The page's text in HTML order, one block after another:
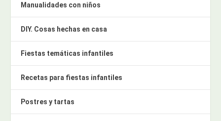
Manualidades con niños
DIY. Cosas hechas en casa
Fiestas temáticas infantiles
Recetas para fiestas infantiles
Postres y tartas